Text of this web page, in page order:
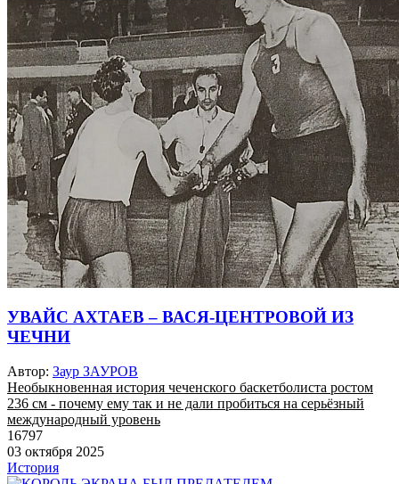
УВАЙС АХТАЕВ – ВАСЯ-ЦЕНТРОВОЙ ИЗ
ЧЕЧНИ
Автор: Заур ЗАУРОВ
Необыкновенная история чеченского баскетболиста ростом
236 см - почему ему так и не дали пробиться на серьёзный
международный уровень
16797
03 октября 2025
История